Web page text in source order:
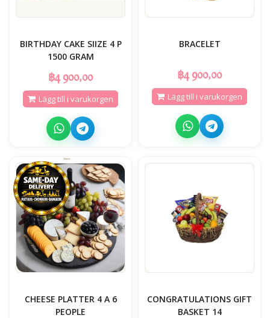
BIRTHDAY CAKE SIIZE 4 P
1500 GRAM
฿4 900,00
Lägg till i varukorgen
BRACELET
฿4 900,00
Lägg till i varukorgen
CHEESE PLATTER 4 A 6
PEOPLE
CONGRATULATIONS GIFT
BASKET 14